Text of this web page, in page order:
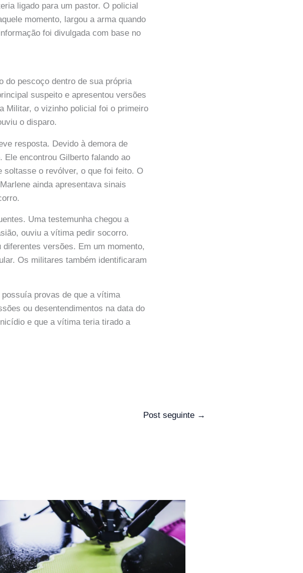
ligado para um pastor. O policial
momento, largou a arma quando
foi divulgada com base no
do pescoço dentro de sua própria
suspeito e apresentou versões
Militar, o vizinho policial foi o primeiro
o disparo.
resposta. Devido à demora de
encontrou Gilberto falando ao
soltasse o revólver, o que foi feito. O
ainda apresentava sinais
Uma testemunha chegou a
ouviu a vítima pedir socorro.
versões. Em um momento,
Os militares também identificaram
provas de que a vítima
ou desentendimentos na data do
e que a vítima teria tirado a
Post seguinte →